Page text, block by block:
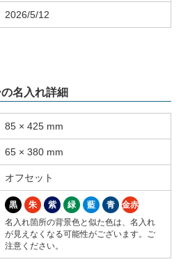
2026/5/12
名入れ詳細
85 × 425 mm
65 × 380 mm
オフセット
黒 朱 紫 緑 藍 青
金赤
名入れ箇所の背景色と似た色は、名入れ
が見えなくなる可能性がございます。ご
注意ください。